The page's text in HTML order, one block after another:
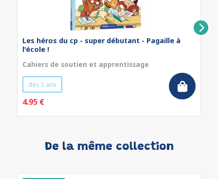
Les héros du cp - super débutant - Pagaille à
l'école !
Cahiers de soutien et apprentissage
dès 5 ans
4.95 €
De la même collection